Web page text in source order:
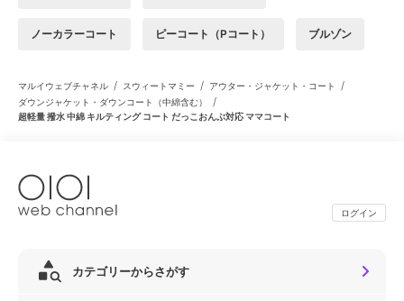
ノーカラーコート ピーコート（Pコート） ブルゾン
マルイウェブチャネル / スウィートマミー / アウター・ジャケット・コート /
ダウンジャケット・ダウンコート（中綿含む） /
超軽量 撥水 中綿 キルティング コート だっこおんぶ対応 ママコート
ログイン
カテゴリーからさがす